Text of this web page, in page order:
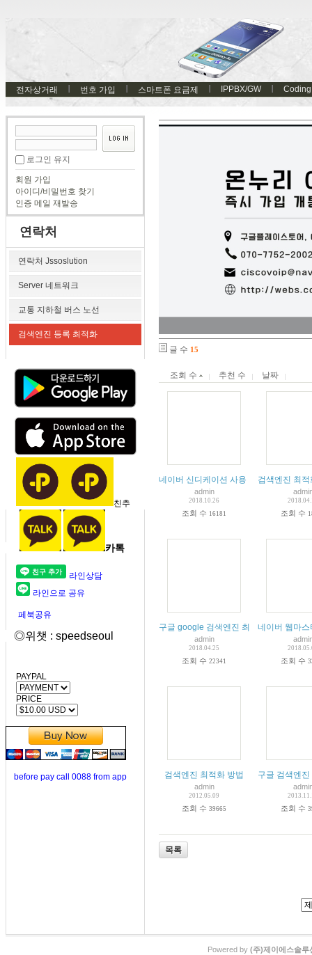
전자상거래 번호 가입 스마트폰 요금제 IPPBX/GW Coding
로그인 유지
회원 가입
아이디/비밀번호 찾기
인증 메일 재발송
연락처
연락처 Jssoslution
Server 네트워크
교통 지하철 버스 노선
검색엔진 등록 최적화
친추
카톡
라인상담
라인으로 공유
페북공유
◎위챗 : speedseoul
PAYPAL
PRICE
before pay call 0088 from app
글 수 15
조회 수 추천 수 날짜
네이버 신디케이션 사용 가이드
admin
2018.10.26
조회 수 16181
검색엔진 최
조회 수
구글 google 검색엔진 최적화(SEO) 초보
admin
2018.04.25
조회 수 22341
네이버 웹마
조회 수
검색엔진 최적화 방법
admin
2012.05.09
조회 수 39665
구글 검색엔
조회 수
목록
Powered by (주)제이에스솔루